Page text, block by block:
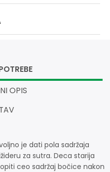
OPIS
je dati pola sadržaja
za sutra. Deca starija
ceo sadržaj bočice nakon